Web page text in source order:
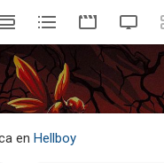
en Hellboy